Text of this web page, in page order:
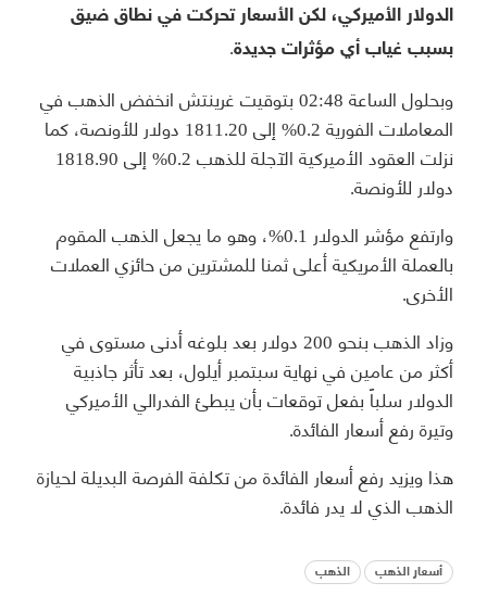
الدولار الأميركي، لكن الأسعار تحركت في نطاق ضيق
بسبب غياب أي مؤثرات جديدة.
وبحلول الساعة 02:48 بتوقيت غرينتش انخفض الذهب في
المعاملات الفورية 0.2% إلى 1811.20 دولار للأونصة، كما
نزلت العقود الأميركية الآجلة للذهب 0.2% إلى 1818.90
دولار للأونصة.
وارتفع مؤشر الدولار 0.1%، وهو ما يجعل الذهب المقوم
بالعملة الأمريكية أعلى ثمنا للمشترين من حائزي العملات
الأخرى.
وزاد الذهب بنحو 200 دولار بعد بلوغه أدنى مستوى في
أكثر من عامين في نهاية سبتمبر أيلول، بعد تأثر جاذبية
الدولار سلباً بفعل توقعات بأن يبطئ الفدرالي الأميركي
وتيرة رفع أسعار الفائدة.
هذا ويزيد رفع أسعار الفائدة من تكلفة الفرصة البديلة لحيازة
الذهب الذي لا يدر فائدة.
أسعار الذهب الذهب